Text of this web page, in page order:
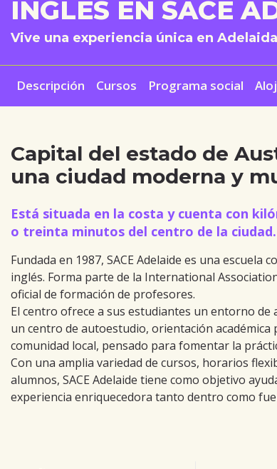
INGLÉS EN SACE
Vive una experiencia única en
Descripción Cursos Programa social
Capital del estado de
una ciudad moderna y
Está situada en la costa y cuenta con
o treinta minutos del centro de la ciudad.
Fundada en 1987, SACE Adelaide es una escuela
inglés. Forma parte de la International
oficial de formación de profesores.
El centro ofrece a sus estudiantes un entorno de
un centro de autoestudio, orientación
comunidad local, pensado para fomentar la
Con una amplia variedad de cursos, horarios
alumnos, SACE Adelaide tiene como objetivo
experiencia enriquecedora tanto dentro como